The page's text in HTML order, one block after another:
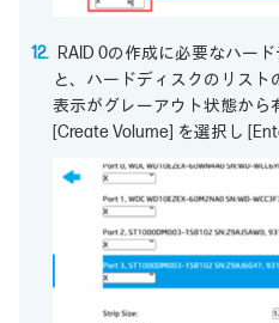
RAID 0の作成に必要なハー
と、ハードディスクのリスト
表示がグレーアウト状態から
[Create Volume] を選択し